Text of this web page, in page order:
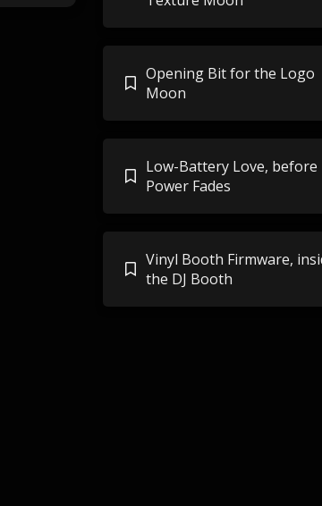
Opening Bit for the Logo
Moon
Low-Battery Love, before
Power Fades
Vinyl Booth Firmware,
the DJ Booth